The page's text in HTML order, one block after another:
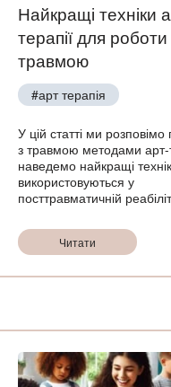
Найкращі техніки
терапії для роботи
травмою
#арт терапія
У цій статті ми
з травмою методами арт-
наведемо найкращі
використовуються у
посттравматичній
Читати